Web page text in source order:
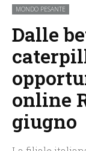
MONDO PESANTE
Dalle
online
giugno